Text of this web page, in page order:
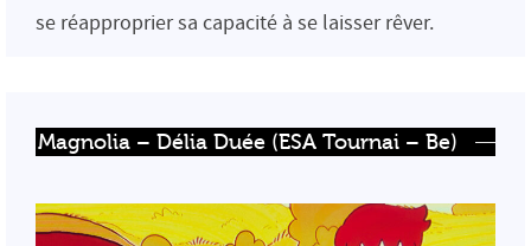
se réapproprier sa capacité à se laisser rêver.
Magnolia – Délia Duée (ESA Tournai – Be)